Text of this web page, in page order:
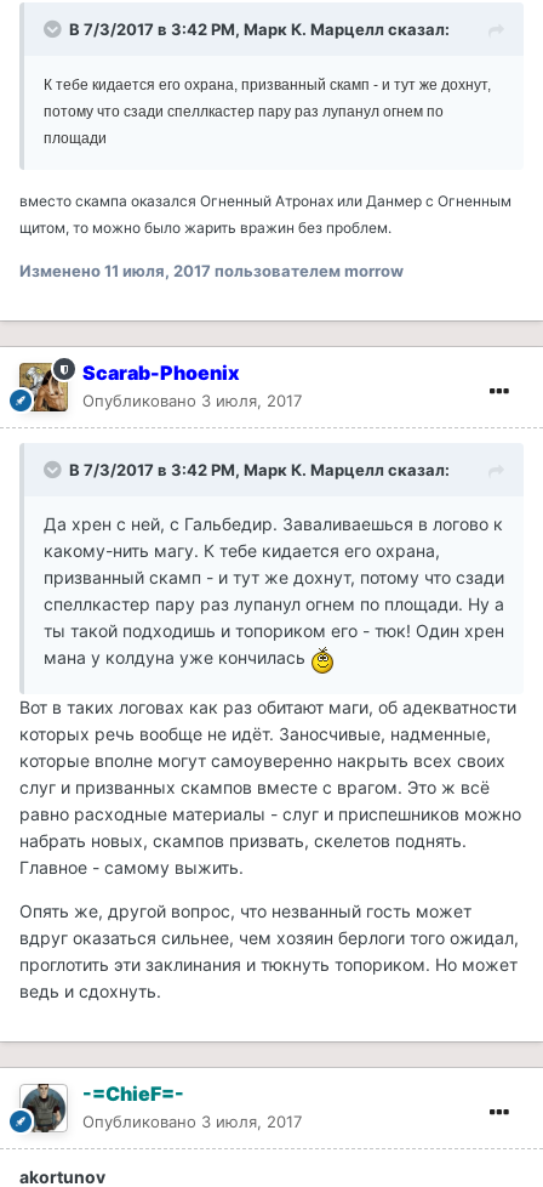
В 7/3/2017 в 3:42 PM, Марк К. Марцелл сказал:
К тебе кидается его охрана, призванный скамп - и тут же дохнут,
потому что сзади спеллкастер пару раз лупанул огнем по
площади
вместо скампа оказался Огненный Атронах или Данмер с Огненным
щитом, то можно было жарить вражин без проблем.
Изменено11 июля, 2017 пользователем morrow
Scarab-Phoenix
Опубликовано 3 июля, 2017
В 7/3/2017 в 3:42 PM, Марк К. Марцелл сказал:
Да хрен с ней, с Гальбедир. Заваливаешься в логово к
какому-нить магу. К тебе кидается его охрана,
призванный скамп - и тут же дохнут, потому что сзади
спеллкастер пару раз лупанул огнем по площади. Ну а
ты такой подходишь и топориком его - тюк! Один хрен
мана у колдуна уже кончилась
Вот в таких логовах как раз обитают маги, об адекватности
которых речь вообще не идёт. Заносчивые, надменные,
которые вполне могут самоуверенно накрыть всех своих
слуг и призванных скампов вместе с врагом. Это ж всё
равно расходные материалы - слуг и приспешников можно
набрать новых, скампов призвать, скелетов поднять.
Главное - самому выжить.
Опять же, другой вопрос, что незванный гость может
вдруг оказаться сильнее, чем хозяин берлоги того ожидал,
проглотить эти заклинания и тюкнуть топориком. Но может
ведь и сдохнуть.
-=ChieF=-
Опубликовано 3 июля, 2017
akortunov